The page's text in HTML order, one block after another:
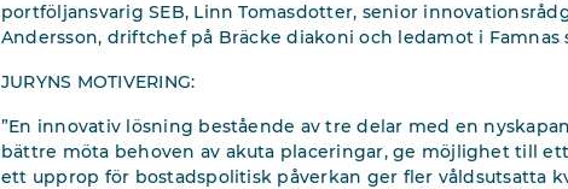
portföljansvarig SEB, Linn Tomasdotter, senior
Andersson, driftchef på Bräcke diakoni och ledamot i Famnas
JURYNS MOTIVERING:
”En innovativ lösning bestående av tre delar med en
bättre möta behoven av akuta placeringar, ge möjlighet till
ett upprop för bostadspolitisk påverkan ger fler våldsutsatta